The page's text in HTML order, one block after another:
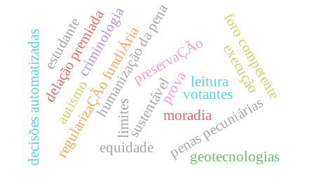
penas pecuniárias
preservaÇÃo
criminologia
sustentável leitura
humanização da pena
regularizaÇÃo fundiÁria moradia
execução
foro competente
delação premiada
equidade
decisões automatizadas limites
geotecnologias
prova
estudante
autismo votantes